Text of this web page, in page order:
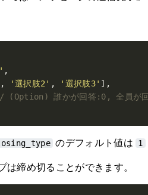
, '選択肢2' , '選択肢3'
のデフォルト値は 1
締め切ることができます。